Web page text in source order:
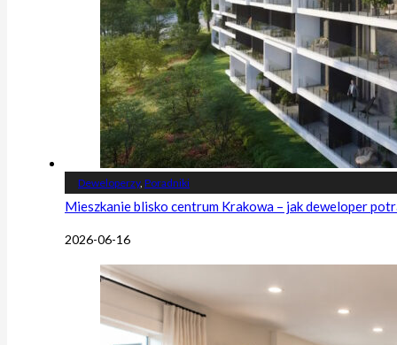
Deweloperzy, Poradniki
Mieszkanie blisko centrum Krakowa – jak deweloper
2026-06-16